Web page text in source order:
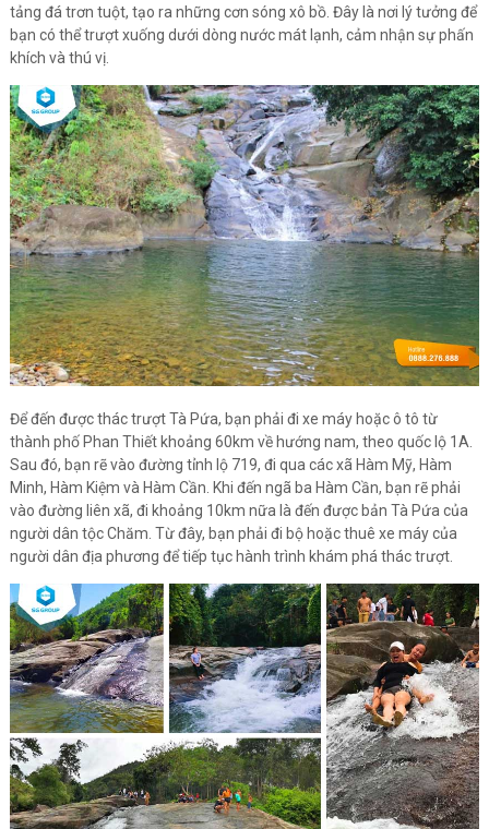
tảng đá trơn tuột, tạo ra những cơn sóng xô bồ. Đây là nơi lý tưởng để
bạn có thể trượt xuống dưới dòng nước mát lạnh, cảm nhận sự phấn
khích và thú vị.
Để đến được thác trượt Tà Pứa, bạn phải đi xe máy hoặc ô tô từ
thành phố Phan Thiết khoảng 60km về hướng nam, theo quốc lộ 1A.
Sau đó, bạn rẽ vào đường tỉnh lộ 719, đi qua các xã Hàm Mỹ, Hàm
Minh, Hàm Kiệm và Hàm Cần. Khi đến ngã ba Hàm Cần, bạn rẽ phải
vào đường liên xã, đi khoảng 10km nữa là đến được bản Tà Pứa của
người dân tộc Chăm. Từ đây, bạn phải đi bộ hoặc thuê xe máy của
người dân địa phương để tiếp tục hành trình khám phá thác trượt.